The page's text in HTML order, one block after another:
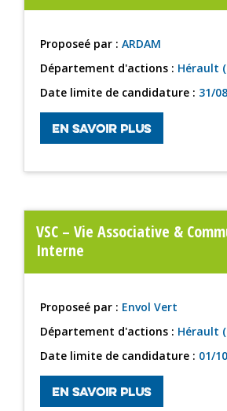
Proposeé par : ARDAM
Département d'actions : Hérault
Date limite de candidature : 31/
EN SAVOIR PLUS
VSC – Vie Associative &
Interne
Proposeé par : Envol Vert
Département d'actions : Hérault
Date limite de candidature : 01/
EN SAVOIR PLUS